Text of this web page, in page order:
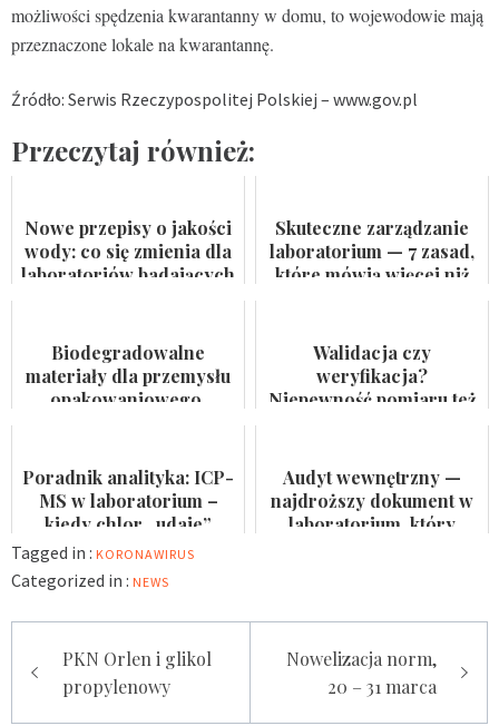
możliwości spędzenia kwarantanny w domu, to wojewodowie mają
przeznaczone lokale na kwarantannę.
Źródło: Serwis Rzeczypospolitej Polskiej – www.gov.pl
Przeczytaj również:
Nowe przepisy o jakości
wody: co się zmienia dla
laboratoriów badających
Skuteczne zarządzanie
laboratorium — 7 zasad,
które mówią więcej niż
Biodegradowalne
materiały dla przemysłu
opakowaniowego.
Walidacja czy
weryfikacja?
Niepewność pomiaru też
Poradnik analityka: ICP-
MS w laboratorium –
kiedy chlor „udaje”
arsen?
Audyt wewnętrzny —
najdroższy dokument w
laboratorium, który
Tagged in : KORONAWIRUS
Categorized in : NEWS
Nawigacja
wpisu
PKN Orlen i glikol
propylenowy
Nowelizacja norm,
20 – 31 marca